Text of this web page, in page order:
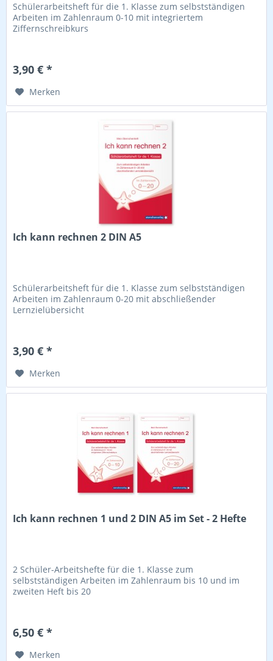
Schülerarbeitsheft für die 1. Klasse zum selbstständigen
Arbeiten im Zahlenraum 0-10 mit integriertem
Ziffernschreibkurs
3,90 € *
Merken
Ich kann rechnen 2 DIN A5
Schülerarbeitsheft für die 1. Klasse zum selbstständigen
Arbeiten im Zahlenraum 0-20 mit abschließender
Lernzielübersicht
3,90 € *
Merken
Ich kann rechnen 1 und 2 DIN A5 im Set - 2 Hefte
2 Schüler-Arbeitshefte für die 1. Klasse zum
selbstständigen Arbeiten im Zahlenraum bis 10 und im
zweiten Heft bis 20
6,50 € *
Merken